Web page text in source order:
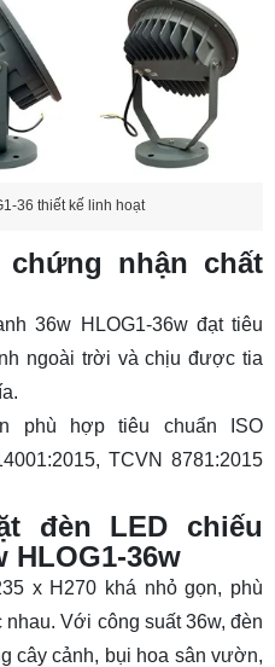
36 thiết kế linh hoạt
nhận chất
36w HLOG1-36w đạt tiêu
ngoài trời và chịu được tia
phù hợp tiêu chuẩn ISO
TCVN 8781:2015
đèn LED chiếu
HLOG1-36w
x H270 khá nhỏ gọn, phù
Với công suất 36w, đèn
cây cảnh, bụi hoa sân vườn,